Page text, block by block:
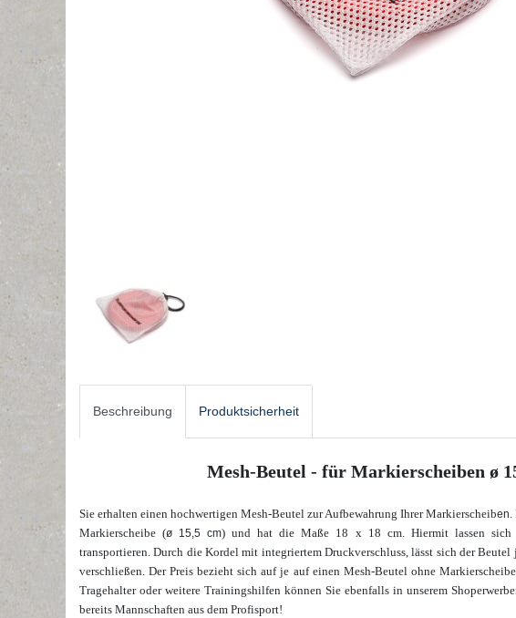
Beschreibung Produktsicherheit
Mesh-Beutel - für Markierscheiben ø
Sie erhalten einen hochwertigen Mesh-Beutel zur Aufbewahrung Ihrer Markierscheiben.
Markierscheibe (ø 15,5 cm) und hat die Maße 18 x 18 cm. Hiermit lassen sich
transportieren. Durch die Kordel mit integriertem Druckverschluss, lässt sich der
verschließen.Der Preis bezieht sich auf je auf einen Mesh-Beutel ohne
Tragehalter oder weitere Trainingshilfen können Sie ebenfalls in unserem Shop
bereits Mannschaften aus dem Profisport!